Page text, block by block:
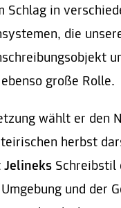
Schlag in
die
große Rolle.
wählt er den
herbst
Jelineks Schreibstil
und der